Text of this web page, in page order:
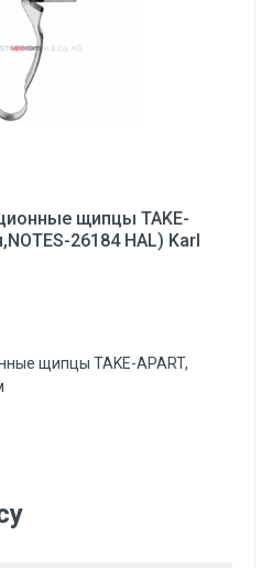
щипцы TAKE-
26184 HAL) Karl
щипцы TAKE-APART,